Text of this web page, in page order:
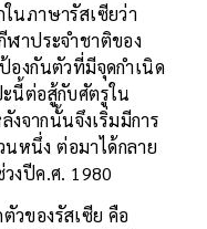
นภาษารัสเซียว่า
ฬาประจำชาติของ
องกันตัวที่มีจุดกำเนิด
นี้ต่อสู้กับศัตรูใน
งจากนั้นจึงเริ่มมีการ
หนึ่ง ต่อมาได้กลาย
งปีค.ศ. 1980
วของรัสเซีย คือ